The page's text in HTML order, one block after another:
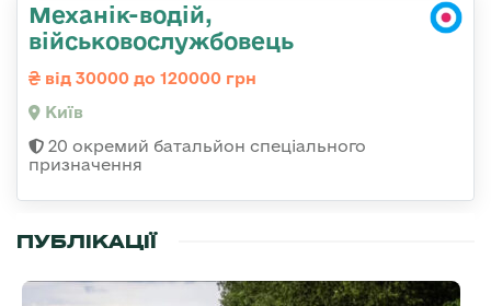
Механік-водій,
військовослужбовець
від 30000 до 120000 грн
Київ
20 окремий батальйон спеціального
призначення
ПУБЛІКАЦІЇ